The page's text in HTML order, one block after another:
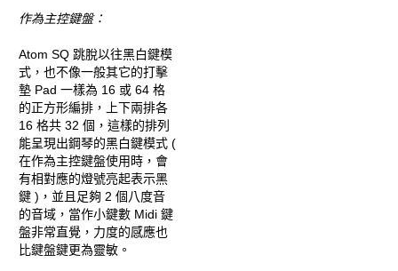
作為主控鍵盤：
Atom SQ 跳脫以往黑白鍵模
式，也不像一般其它的打擊
墊 Pad 一樣為 16 或 64 格
的正方形編排，上下兩排各
16 格共 32 個，這樣的排列
能呈現出鋼琴的黑白鍵模式 (
在作為主控鍵盤使用時，會
有相對應的燈號亮起表示黑
鍵 )，並且足夠 2 個八度音
的音域，當作小鍵數 Midi 鍵
盤非常直覺，力度的感應也
比鍵盤鍵更為靈敏。